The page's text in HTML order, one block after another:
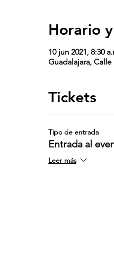
Horario
10 jun 2021, 8:30
Guadalajara,
Tickets
Tipo de entrada
Entrada al
Leer más